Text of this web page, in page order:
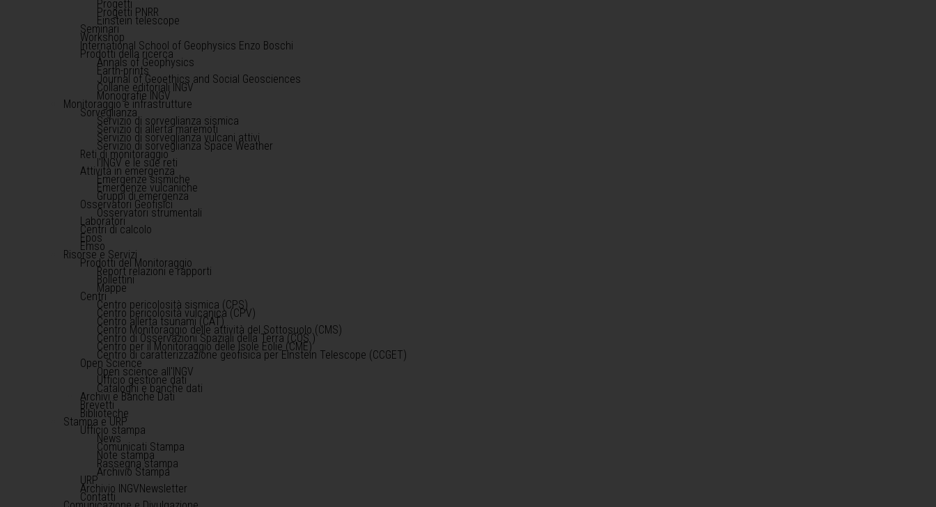
Progetti
Progetti PNRR
Einstein telescope
Seminari
Workshop
International School of Geophysics Enzo Boschi
Prodotti della ricerca
Annals of Geophysics
Earth-prints
Journal of Geoethics and Social Geosciences
Collane editoriali INGV
Monografie INGV
Monitoraggio e infrastrutture
Sorveglianza
Servizio di sorveglianza sismica
Servizio di allerta maremoti
Servizio di sorveglianza vulcani attivi
Servizio di sorveglianza Space Weather
Reti di monitoraggio
l'INGV e le sue reti
Attività in emergenza
Emergenze sismiche
Emergenze vulcaniche
Gruppi di emergenza
Osservatori Geofisici
Osservatori strumentali
Laboratori
Centri di calcolo
Epos
Emso
Risorse e Servizi
Prodotti del Monitoraggio
Report relazioni e rapporti
Bollettini
Mappe
Centri
Centro pericolosità sismica (CPS)
Centro pericolosità vulcanica (CPV)
Centro allerta tsunami (CAT)
Centro Monitoraggio delle attività del Sottosuolo (CMS)
Centro di Osservazioni Spaziali della Terra (COS )
Centro per il Monitoraggio delle Isole Eolie (CME)
Centro di caratterizzazione geofisica per Einstein Telescope (CCGET)
Open Science
Open science all'INGV
Ufficio gestione dati
Cataloghi e banche dati
Archivi e Banche Dati
Brevetti
Biblioteche
Stampa e URP
Ufficio stampa
News
Comunicati Stampa
Note stampa
Rassegna stampa
Archivio Stampa
URP
Archivio INGVNewsletter
Contatti